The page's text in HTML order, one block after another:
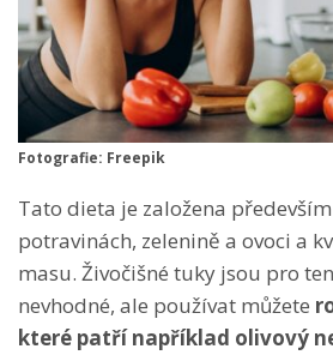
Fotografie: Freepik
Tato dieta je založena
potravinách, zelenině a ovoci a
masu. Živočišné tuky jsou pro
nevhodné, ale používat můžete
které patří například olivový